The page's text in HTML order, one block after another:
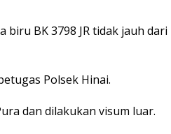
BK 3798 JR tidak jauh dari
Polsek Hinai.
dan dilakukan visum luar.